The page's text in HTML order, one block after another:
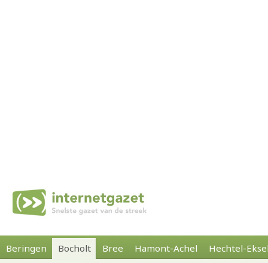
Beringen Bocholt Bree Hamont-Achel Hechtel-